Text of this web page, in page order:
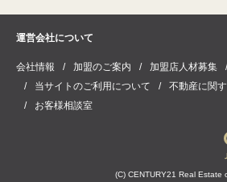
運営会社について
会社情報 加盟のご案内 加盟店人材募集
当サイトのご利用について
不動産に関
お客様相談室
(C) CENTURY21 Real Estate